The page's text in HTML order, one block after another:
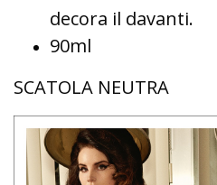
decora il davanti.
90ml
SCATOLA NEUTRA